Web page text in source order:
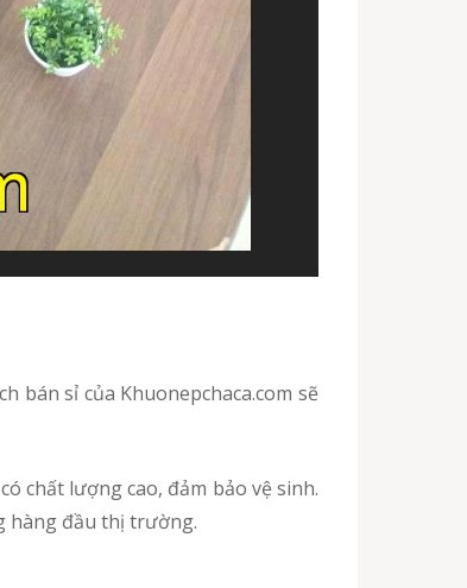
chất lượng cao, đảm bảo vệ sinh.
hàng đầu thị trường.